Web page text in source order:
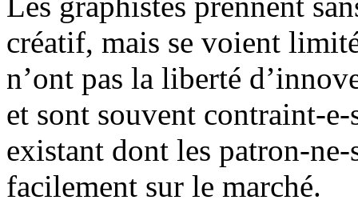
créatif, mais se voient
n’ont pas la liberté
et sont souvent contraint-
existant dont les patron-
facilement sur le marché.